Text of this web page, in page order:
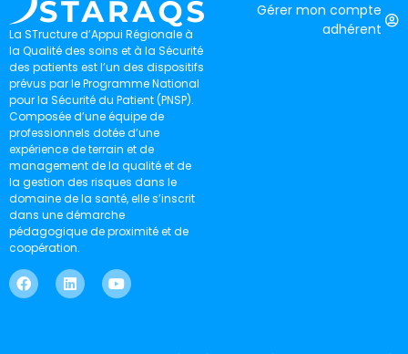
La STructure d’Appui Régionale à
la Qualité des soins et à la Sécurité
des patients est l’un des dispositifs
prévus par le Programme National
pour la Sécurité du Patient (PNSP).
Composée d’une équipe de
professionnels dotée d’une
expérience de terrain et de
management de la qualité et de
la gestion des risques dans le
domaine de la santé, elle s’inscrit
dans une démarche
pédagogique de proximité et de
coopération.
Gérer mon compte
adhérent